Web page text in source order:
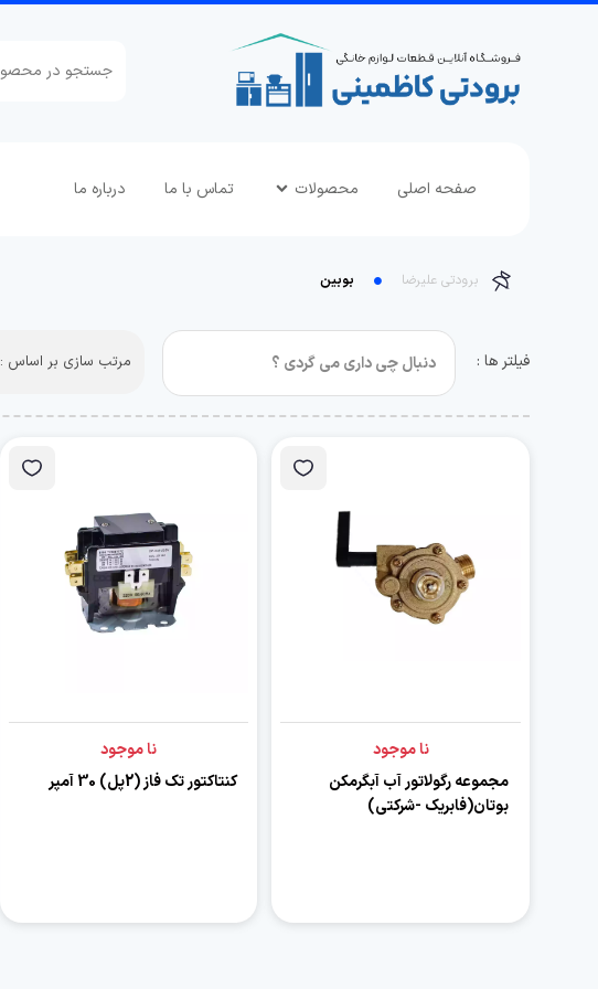
صفحه اصلی محصولات تماس با ما درباره ما
برودتی علیرضا بوبین
فیلتر ها : مرتب سازی بر اساس :
نا موجود
مجموعه رگولاتور آب آبگرمکن
بوتان(فابریک -شرکتی)
نا موجود
کنتاکتور تک فاز (2پل) 30 آمپر